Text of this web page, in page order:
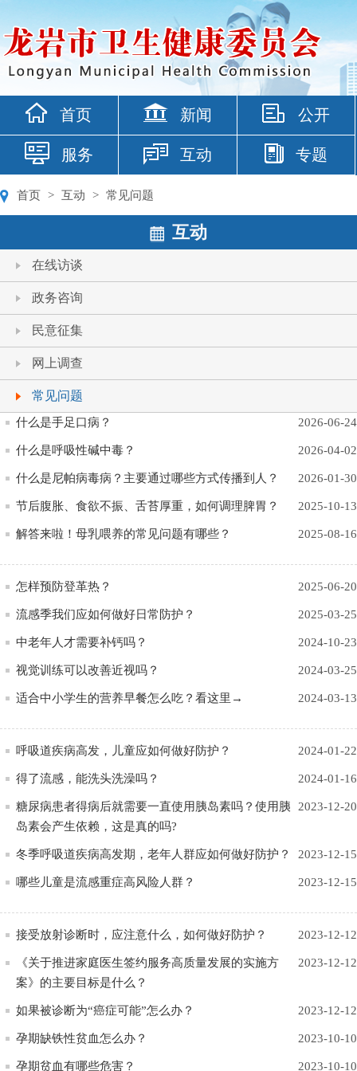
首页 新闻 公开
服务 互动 专题
首页 > 互动 > 常见问题
互动
在线访谈
政务咨询
民意征集
网上调查
常见问题
2026-06-24
什么是手足口病？
2026-04-02
什么是呼吸性碱中毒？
2026-01-30
什么是尼帕病毒病？主要通过哪些方式传播到人？
2025-10-13
节后腹胀、食欲不振、舌苔厚重，如何调理脾胃？
2025-08-16
解答来啦！母乳喂养的常见问题有哪些？
2025-06-20
怎样预防登革热？
2025-03-25
流感季我们应如何做好日常防护？
2024-10-23
中老年人才需要补钙吗？
2024-03-25
视觉训练可以改善近视吗？
2024-03-13
适合中小学生的营养早餐怎么吃？看这里→
2024-01-22
呼吸道疾病高发，儿童应如何做好防护？
2024-01-16
得了流感，能洗头洗澡吗？
2023-12-20
糖尿病患者得病后就需要一直使用胰岛素吗？使用胰
岛素会产生依赖，这是真的吗?
2023-12-15
冬季呼吸道疾病高发期，老年人群应如何做好防护？
2023-12-15
哪些儿童是流感重症高风险人群？
2023-12-12
接受放射诊断时，应注意什么，如何做好防护？
2023-12-12
《关于推进家庭医生签约服务高质量发展的实施方
案》的主要目标是什么？
2023-12-12
如果被诊断为“癌症可能”怎么办？
2023-10-10
孕期缺铁性贫血怎么办？
2023-10-10
孕期贫血有哪些危害？